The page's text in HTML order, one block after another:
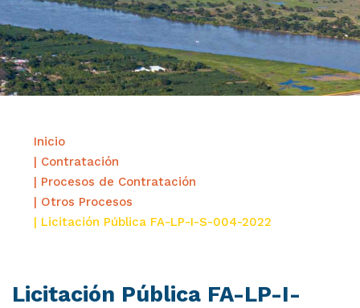
Inicio
| Contratación
| Procesos de Contratación
| Otros Procesos
| Licitación Pública FA-LP-I-S-004-2022
Licitación Pública FA-LP-I-